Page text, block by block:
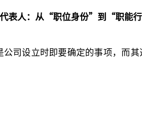
代表人：从“职位身份”到“职能
公司设立时即要确定的事项，而